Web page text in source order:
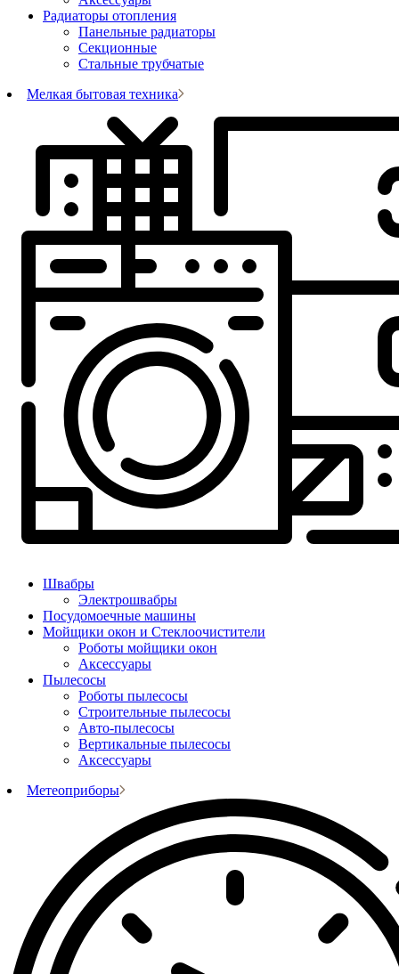
Радиаторы отопления
Панельные радиаторы
Секционные
Стальные трубчатые
Мелкая бытовая техника
Швабры
Электрошвабры
Посудомоечные машины
Мойщики окон и Стеклоочистители
Роботы мойщики окон
Аксессуары
Пылесосы
Роботы пылесосы
Строительные пылесосы
Авто-пылесосы
Вертикальные пылесосы
Аксессуары
Метеоприборы